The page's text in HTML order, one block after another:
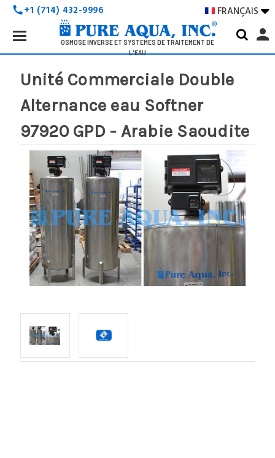
call+1 (714) 432-9996 FRANÇAIS 
OSMOSE INVERSE ET SYSTÈMES DE TRAITEMENT DE
L'EAU
Search
Keyword:
person
Unité Commerciale Double
Alternance eau Softner
97920 GPD - Arabie Saoudite